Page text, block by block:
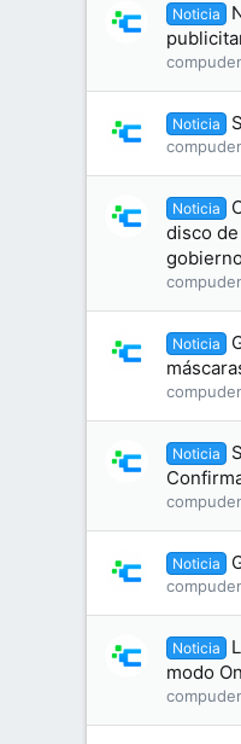
Noticia
Noticia
Noticia
disco
Noticia
Noticia
Noticia
Noticia
modo